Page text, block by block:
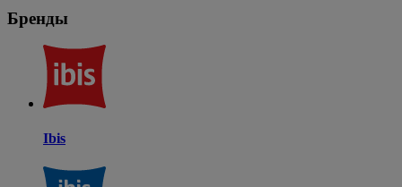
Бренды
Ibis